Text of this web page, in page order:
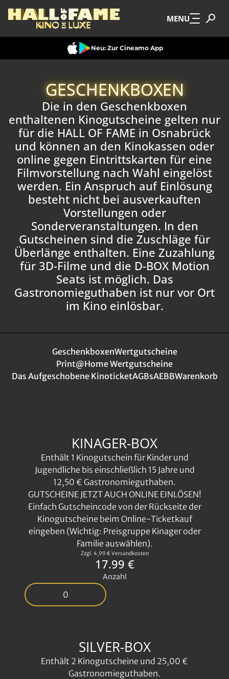
Zum Hauptinhalt springen MENU
Neu: Zur Cineamo App
GESCHENKBOXEN
Die in den Geschenkboxen
enthaltenen Kinogutscheine gelten nur
für die HALL OF FAME in Osnabrück
und können an den Kinokassen oder
online gegen Eintrittskarten für eine
Filmvorstellung nach Wahl eingelöst
werden. Ein Anspruch auf Einlösung
besteht nicht bei ausverkauften
Vorstellungen oder
Sonderveranstaltungen. In den
Gutscheinen sind die Zuschläge für
Überlänge enthalten. Eine Zuzahlung
für 3D-Filme und die D-BOX Motion
Seats ist möglich. Das
Gastronomieguthaben ist nur vor Ort
im Kino einlösbar.
GeschenkboxenWertgutscheine
Print@Home Wertgutscheine
Das Aufgeschobene KinoticketAGBsAEBBWarenkorb
KINAGER-BOX
Enthält 1 Kinogutschein für Kinder und
Jugendliche bis einschließlich 15 Jahre und
12,50 € Gastronomieguthaben.
GUTSCHEINE JETZT AUCH ONLINE EINLÖSEN!
Einfach Gutscheincode von der Rückseite der
Kinogutscheine beim Online-Ticketkauf
eingeben (Wichtig: Preisgruppe Kinager oder
Familie auswählen).
Zzgl. 4,99 € Versandkosten
17.99 €
Anzahl
SILVER-BOX
Enthält 2 Kinogutscheine und 25,00 €
Gastronomieguthaben.